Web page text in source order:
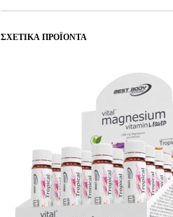
ΣΧΕΤΙΚΆ ΠΡΟΪΌΝΤΑ